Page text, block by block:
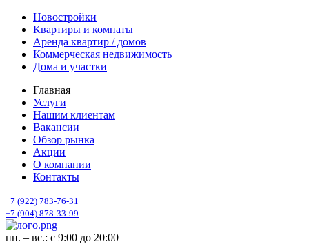
Новостройки
Квартиры и комнаты
Аренда квартир / домов
Коммерческая недвижимость
Дома и участки
Главная
Услуги
Нашим клиентам
Вакансии
Обзор рынка
Акции
О компании
Контакты
+7 (922) 783-76-31
+7 (904) 878-33-99
пн. – вс.: с 9:00 до 20:00